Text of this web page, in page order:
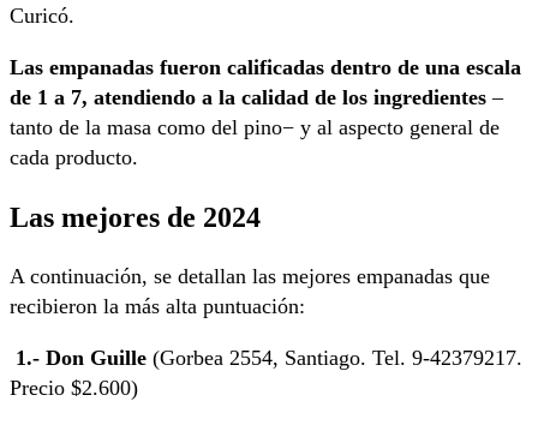
Curicó.
Las empanadas fueron calificadas dentro de una escala
de 1 a 7, atendiendo a la calidad de los ingredientes–
tanto de la masa como del pino− y al aspecto general de
cada producto.
Las mejores de 2024
A continuación, se detallan las mejores empanadas que
recibieron la más alta puntuación:
1.- Don Guille (Gorbea 2554, Santiago. Tel. 9-42379217.
Precio $2.600)